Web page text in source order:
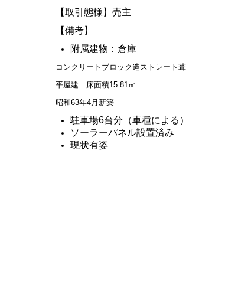
【取引態様】売主
【備考】
附属建物：倉庫
コンクリートブロック造ストレート葺
平屋建 床面積15.81㎡
昭和63年4月新築
駐車場6台分（車種による）
ソーラーパネル設置済み
現状有姿